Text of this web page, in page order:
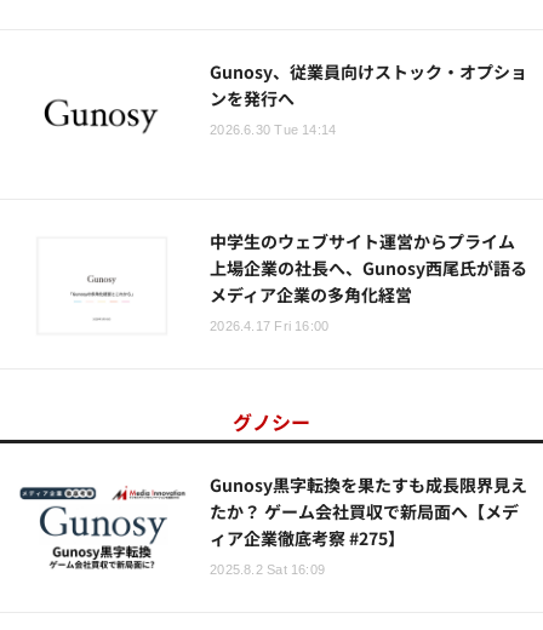
Gunosy、従業員向けストック・オプショ
ンを発行へ
2026.6.30 Tue 14:14
中学生のウェブサイト運営からプライム
上場企業の社長へ、Gunosy西尾氏が語る
メディア企業の多角化経営
2026.4.17 Fri 16:00
グノシー
Gunosy黒字転換を果たすも成長限界見え
たか？ ゲーム会社買収で新局面へ【メデ
ィア企業徹底考察 #275】
2025.8.2 Sat 16:09